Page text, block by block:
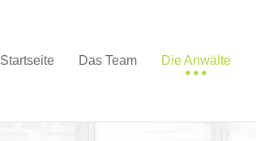
Startseite Das Team Die Anwälte